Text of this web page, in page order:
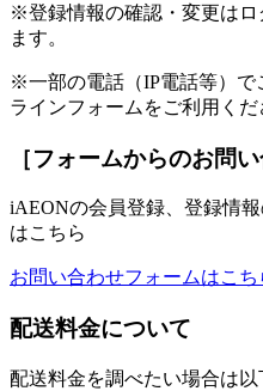
※登録情報の確認・変更はロ
ます。
※一部の電話（IP電話等）で
ラインフォームをご利用くだ
［フォームからのお問い
iAEONの会員登録、登録情
はこちら
お問い合わせフォームはこち
配送料金について
配送料金を調べたい場合は